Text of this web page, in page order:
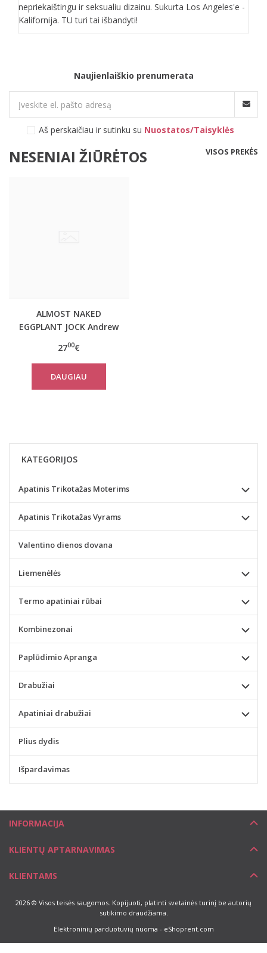
nepriekaištingu ir seksualiu dizainu. Sukurta Los Angeles'e -
Kalifornija. TU turi tai išbandyti!
Naujienlaiškio prenumerata
Aš perskaičiau ir sutinku su Nuostatos/Taisyklės
NESENIAI ŽIŪRĖTOS VISOS PREKĖS
ALMOST NAKED
EGGPLANT JOCK Andrew
2700€
DAUGIAU
KATEGORIJOS
Apatinis Trikotažas Moterims
Apatinis Trikotažas Vyrams
Valentino dienos dovana
Liemenėlės
Termo apatiniai rūbai
Kombinezonai
Paplūdimio Apranga
Drabužiai
Apatiniai drabužiai
Plius dydis
Išpardavimas
INFORMACIJA
KLIENTŲ APTARNAVIMAS
KLIENTAMS
2026 © Visos teisės saugomos. Kopijuoti, platinti svetainės turinį be autorių
sutikimo draudžiama.
Elektroninių parduotuvių nuoma - eShoprent.com